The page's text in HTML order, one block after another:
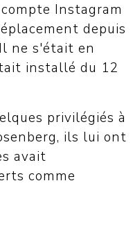
Instagram
depuis
ne s'était en
installé du 12
privilégiés à
ils lui ont
avait
comme